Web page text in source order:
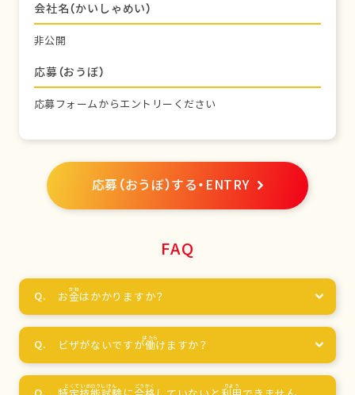
会社名（かいしゃめい）
非公開
応募（おうぼ）
応募フォームからエントリーください
応募（おうぼ）する・ENTRY
FAQ
お金はかかりますか？
ビザがないですが働けますか？